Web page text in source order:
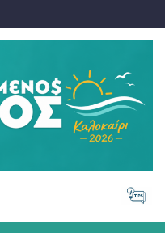
– Όλα για